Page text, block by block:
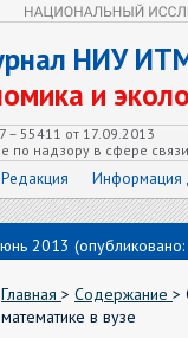
НИУ
и
55411 от 17.09.2013
по надзору в сфере
Редакция Информация
2013
Главная > Содержание >
математике в вузе